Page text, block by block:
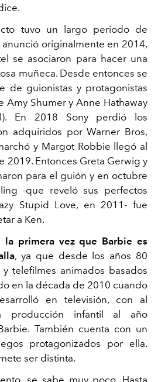
tuvo un largo periodo de
originalmente en 2014,
se asociaron para hacer una
muñeca. Desde entonces se
de guionistas y protagonistas
Amy Shumer y Anne Hathaway
En 2018 Sony perdió los
adquiridos por Warner Bros,
y Margot Robbie llegó al
2019. Entonces Greta Gerwig y
para el guión y en octubre
-que reveló sus perfectos
Stupid Love, en 2011- fue
a Ken.
la primera vez que Barbie es
, ya que desde los años 80
y telefilmes animados basados
en la década de 2010 cuando
en televisión, con al
producción infantil al año
También cuenta con un
protagonizados por ella.
ser distinta.